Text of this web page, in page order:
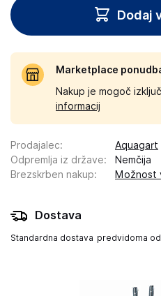
Dodaj
Marketplace
Nakup je mogoč
informacij
Prodajalec:
Aquagart
Odpremlja iz države:
Nemčija
Brezskrben nakup: Možnost
Dostava
Standardna dostava predvidoma od